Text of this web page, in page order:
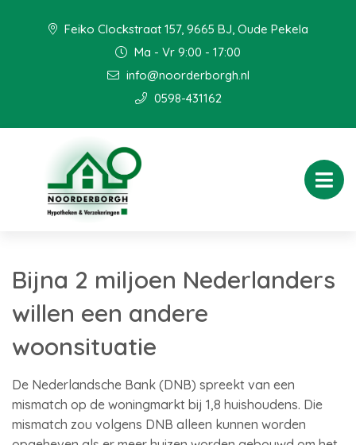
Feiko Clockstraat 157, 9665 BJ, Oude Pekela
Ma - Vr 9:00 - 17:00
info@noorderborgh.nl
0598-431162
Bijna 2 miljoen Nederlanders
willen een andere
woonsituatie
De Nederlandsche Bank (DNB) spreekt van een
mismatch op de woningmarkt bij 1,8 huishoudens. Die
mismatch zou volgens DNB alleen kunnen worden